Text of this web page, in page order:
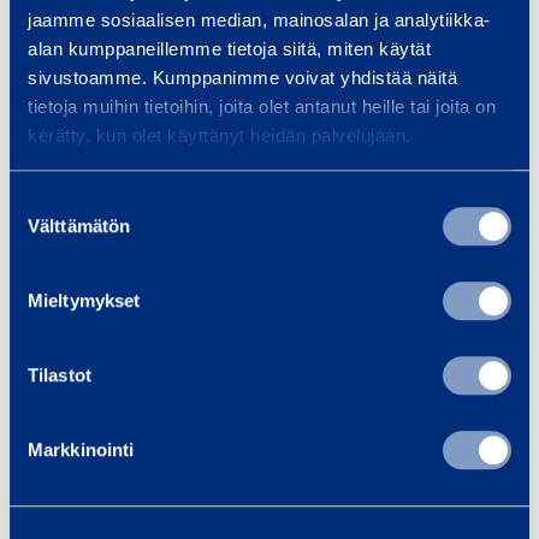
jaamme sosiaalisen median, mainosalan ja analytiikka-
alan kumppaneillemme tietoja siitä, miten käytät
sivustoamme. Kumppanimme voivat yhdistää näitä
tietoja muihin tietoihin, joita olet antanut heille tai joita on
kerätty, kun olet käyttänyt heidän palvelujaan.
valinta
Välttämätön
Mieltymykset
Tilastot
Markkinointi
e
r
k
o
m
e
t
Dokument
Liknande produkter
Brushless Hammer
rod, 4,6 kg / 2 J
MAKITA